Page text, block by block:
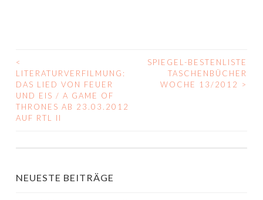
BEITRAGS-
NAVIGATION
<
LITERATURVERFILMUNG:
DAS LIED VON FEUER
UND EIS / A GAME OF
THRONES AB 23.03.2012
AUF RTL II
SPIEGEL-BESTENLISTE
TASCHENBÜCHER
WOCHE 13/2012
>
NEUESTE BEITRÄGE